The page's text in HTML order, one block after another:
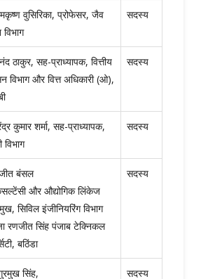
वुसिरिका, प्रोफेसर, जैव
सदस्य
ठाकुर, सह-प्राध्यापक, वित्तीय
विभाग और वित्त अधिकारी (ओ),
सदस्य
कुमार शर्मा, सह-प्राध्यापक,
विभाग
सदस्य
बंसल
और औद्योगिक लिंकेज
सिविल इंजीनियरिंग विभाग
रणजीत सिंह पंजाब टेक्निकल
बठिंडा
सदस्य
सिंह,
सदस्य